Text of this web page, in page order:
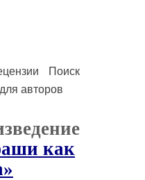
Поиск
авторов
как